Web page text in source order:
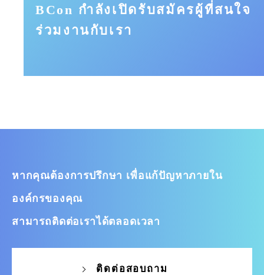
BCon กำลังเปิดรับสมัครผู้ที่สนใจ
ร่วมงานกับเรา
หากคุณต้องการปรึกษา เพื่อแก้ปัญหาภายใน
องค์กรของคุณ
สามารถติดต่อเราได้ตลอดเวลา
ติดต่อสอบถาม